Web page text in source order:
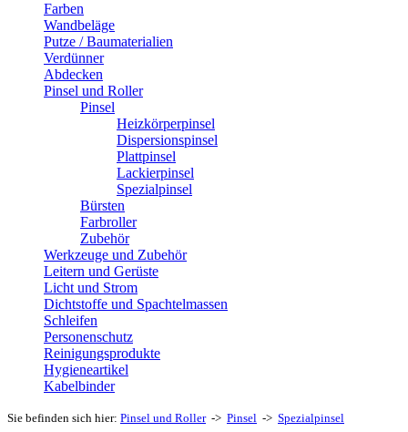
Farben
Wandbeläge
Putze / Baumaterialien
Verdünner
Abdecken
Pinsel und Roller
Pinsel
Heizkörperpinsel
Dispersionspinsel
Plattpinsel
Lackierpinsel
Spezialpinsel
Bürsten
Farbroller
Zubehör
Werkzeuge und Zubehör
Leitern und Gerüste
Licht und Strom
Dichtstoffe und Spachtelmassen
Schleifen
Personenschutz
Reinigungsprodukte
Hygieneartikel
Kabelbinder
Sie befinden sich hier: Pinsel und Roller-> Pinsel -> Spezialpinsel